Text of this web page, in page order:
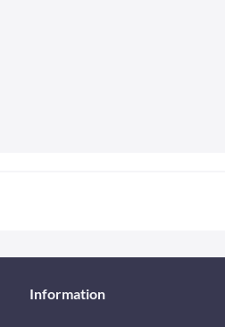
Information